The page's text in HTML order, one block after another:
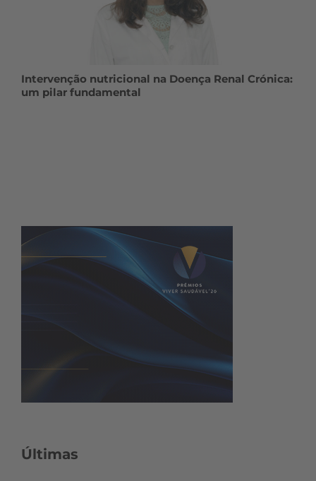
Intervenção nutricional na Doença Renal Crónica:
um pilar fundamental
Últimas